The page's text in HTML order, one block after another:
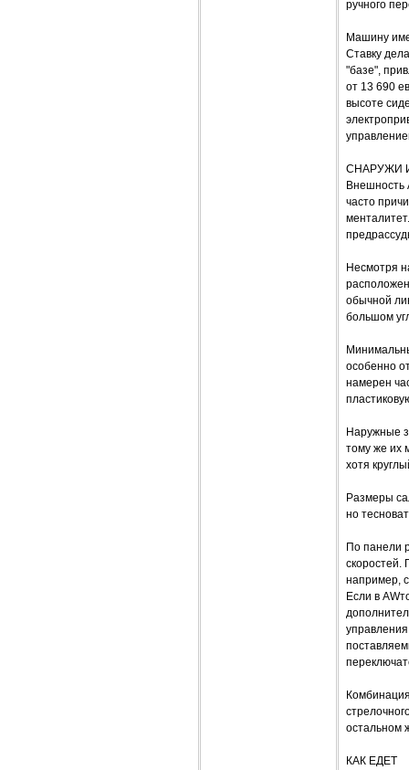
ручного
Машину
Ставку
"базе",
от 13 690
высоте
СНАРУЖИ
Внешность
часто
Несмотря
обычной
большом
особенно
намерен
Наружные
тому же их
хотя
Размеры
но
По панели
скоростей.
например,
Если в
остальном
КАК ЕДЕТ